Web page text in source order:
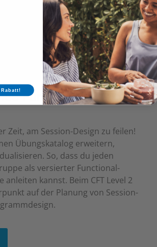
Functional Trainer
Zeit, am Session-Design zu feilen!
Übungskatalog erweitern,
So, dass du jeden
als versierter Functional-
anleiten kannst. Beim CFT Level 2
auf der Planung von Session-